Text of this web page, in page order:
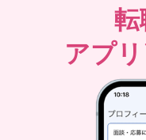
アプリ